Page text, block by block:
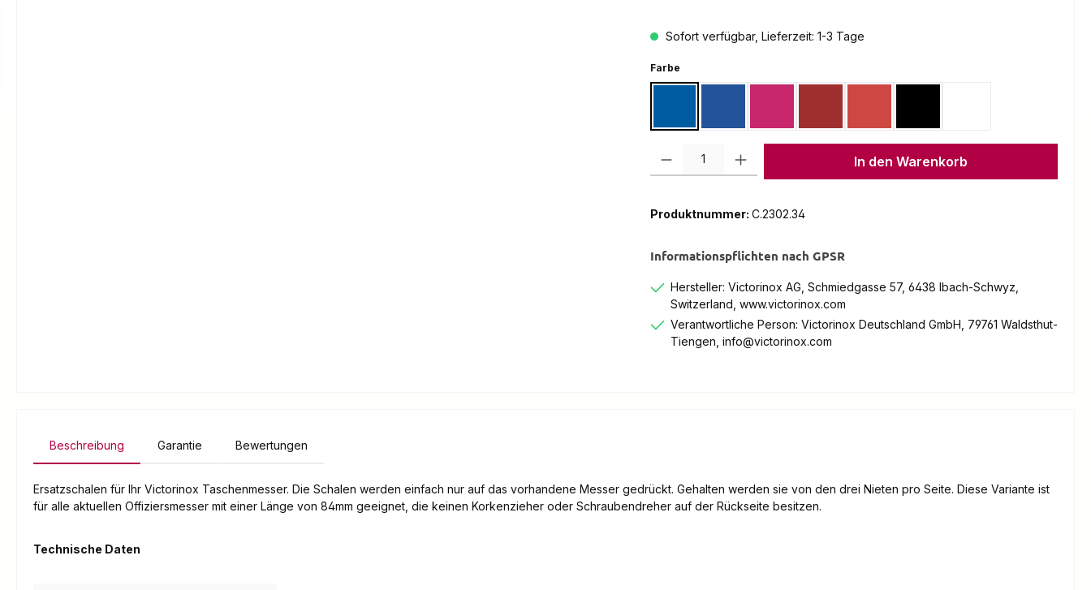
Sofort verfügbar, Lieferzeit: 1-3 Tage
Farbeauswählen
Produkt Anzahl: Gib den gewünschten Wert ein oder benutze die Schaltflächen
In den Warenkorb
Produktnummer: C.2302.34
Informationspflichten nach GPSR
Hersteller: Victorinox AG, Schmiedgasse 57, 6438 Ibach-Schwyz,
Switzerland, www.victorinox.com
Verantwortliche Person: Victorinox Deutschland GmbH, 79761 Waldsthut-
Tiengen, info@victorinox.com
Beschreibung Garantie Bewertungen
Ersatzschalen für Ihr Victorinox Taschenmesser. Die Schalen werden einfach nur auf das vorhandene Messer gedrückt. Gehalten werden sie von den drei Nieten pro Seite. Diese Variante ist
für alle aktuellen Offiziersmesser mit einer Länge von 84mm geeignet, die keinen Korkenzieher oder Schraubendreher auf der Rückseite besitzen.
Technische Daten